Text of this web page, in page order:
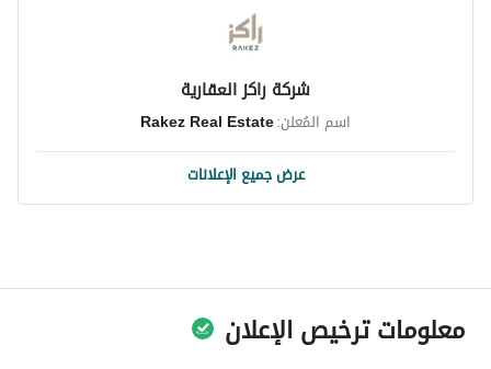
شركة راكز العقارية
اسم المُعلن:Rakez Real Estate
عرض جميع الإعلانات
معلومات ترخيص الإعلان